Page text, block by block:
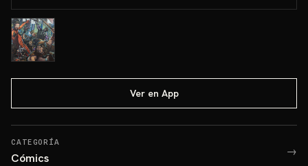
Ver en App
CATEGORÍA
Cómics →